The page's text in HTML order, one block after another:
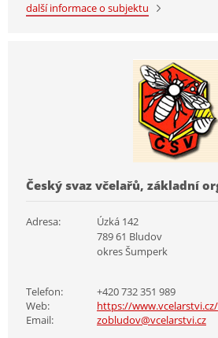
další informace o subjektu
Český svaz včelařů, základní
Adresa:
Úzká 142
789 61 Bludov
okres Šumperk
Telefon:
+420 732 351 989
Web:
https://www.vcelarstvi.cz/
Email:
zobludov@vcelarstvi.cz